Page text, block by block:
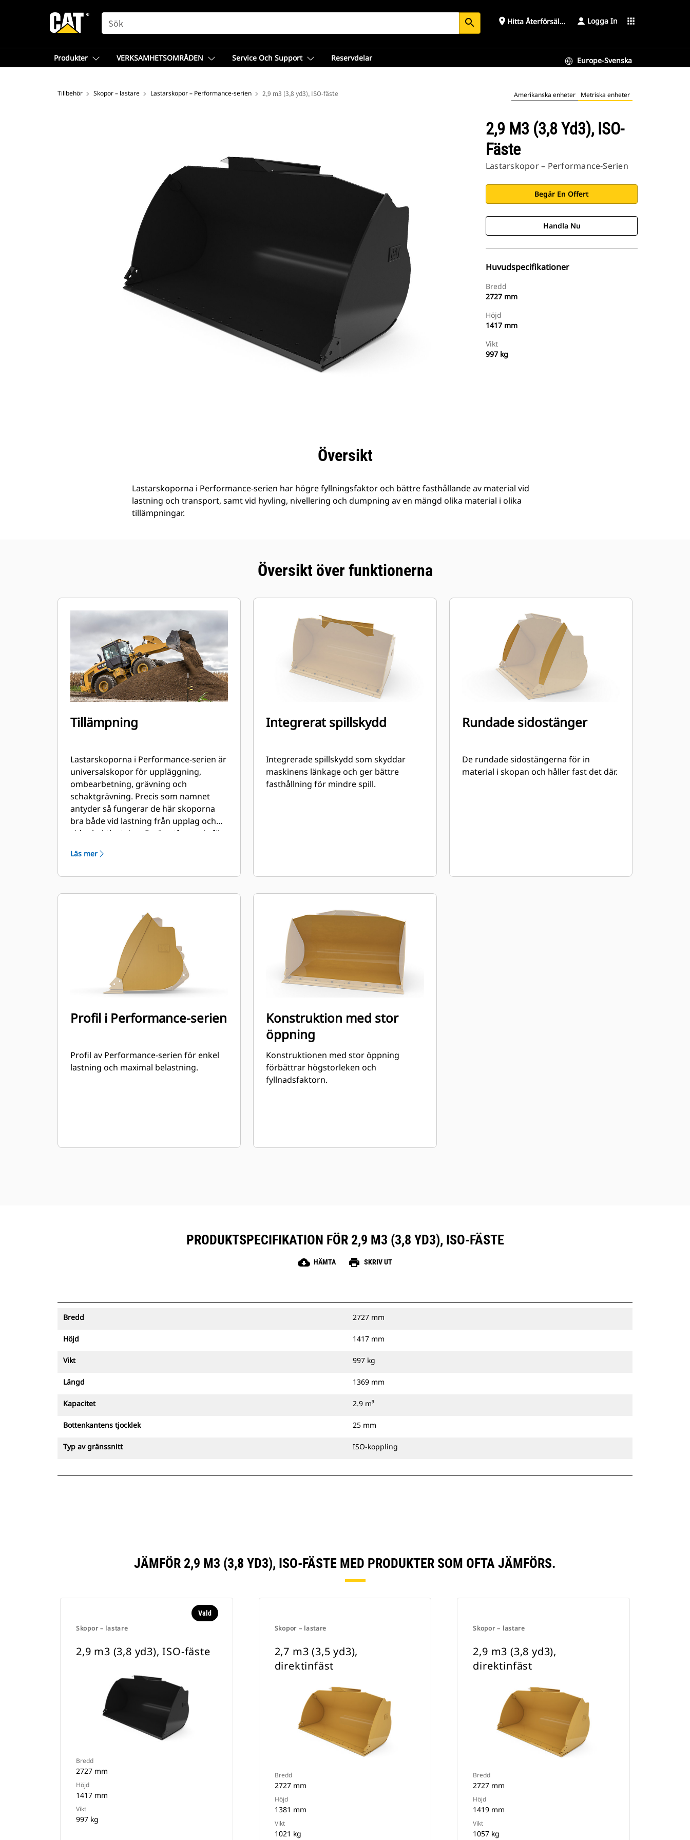
SEARCH search place Hitta Återförsäljare Logga In apps
Produkter VERKSAMHETSOMRÅDEN Service Och Support Reservdelar Europe-Svenska
Tillbehör Skopor – lastare Lastarskopor – Performance-serien 2,9 m3 (3,8 yd3), ISO-fäste Amerikanska enheter Metriska enheter
2,9 M3 (3,8 Yd3), ISO-
Fäste
Lastarskopor – Performance-Serien
Begär En Offert
Handla Nu
Huvudspecifikationer
Bredd
2727 mm
Höjd
1417 mm
Vikt
997 kg
SpecifikationerÖversikt
Lastarskoporna i Performance-serien har högre fyllningsfaktor och bättre fasthållande av material vid
lastning och transport, samt vid hyvling, nivellering och dumpning av en mängd olika material i olika
tillämpningar.
Översikt över funktionerna
Tillämpning
Lastarskoporna i Performance-serien är
universalskopor för uppläggning,
ombearbetning, grävning och
schaktgrävning. Precis som namnet
antyder så fungerar de här skoporna
bra både vid lastning från upplag och
vid schaktlastning. De är utformade för
brytkrafter och nötning. Perfekt för
Performance-serien kan vara upp till
Läs mer
Integrerat spillskydd
Integrerade spillskydd som skyddar
maskinens länkage och ger bättre
fasthållning för mindre spill.
Rundade sidostänger
De rundade sidostängerna för in
material i skopan och håller fast det där.
Profil i Performance-serien
Profil av Performance-serien för enkel
lastning och maximal belastning.
Konstruktion med stor
öppning
Konstruktionen med stor öppning
förbättrar högstorleken och
fyllnadsfaktorn.
PRODUKTSPECIFIKATION FÖR 2,9 M3 (3,8 YD3), ISO-FÄSTE
cloud_download HÄMTA print SKRIV UT
Bredd 2727 mm
Höjd 1417 mm
Vikt 997 kg
Längd 1369 mm
Kapacitet 2.9 m³
Bottenkantens tjocklek 25 mm
Typ av gränssnitt ISO-koppling
JÄMFÖR 2,9 M3 (3,8 YD3), ISO-FÄSTE MED PRODUKTER SOM OFTA JÄMFÖRS.
Skopor – lastare
Vald
2,9 m3 (3,8 yd3), ISO-fäste
Bredd
2727 mm
Höjd
1417 mm
Vikt
997 kg
Skopor – lastare
2,7 m3 (3,5 yd3),
direktinfäst
Bredd
2727 mm
Höjd
1381 mm
Vikt
1021 kg
Skopor – lastare
2,9 m3 (3,8 yd3),
direktinfäst
Bredd
2727 mm
Höjd
1419 mm
Vikt
1057 kg